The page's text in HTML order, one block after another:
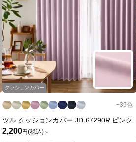
クッションカバー
+39色
ツル クッションカバー JD-67290R ピンク
2,200円(税込)～